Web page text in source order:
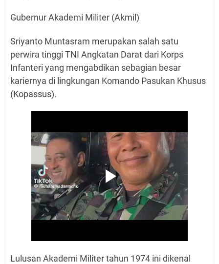
Gubernur Akademi Militer (Akmil)
Sriyanto Muntasram merupakan salah satu
perwira tinggi TNI Angkatan Darat dari Korps
Infanteri yang mengabdikan sebagian besar
kariernya di lingkungan Komando Pasukan Khusus
(Kopassus).
Lulusan Akademi Militer tahun 1974 ini dikenal